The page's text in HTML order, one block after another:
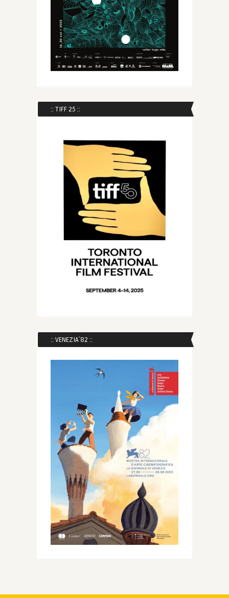
:: TIFF 25 ::
:: VENEZIA´82 ::